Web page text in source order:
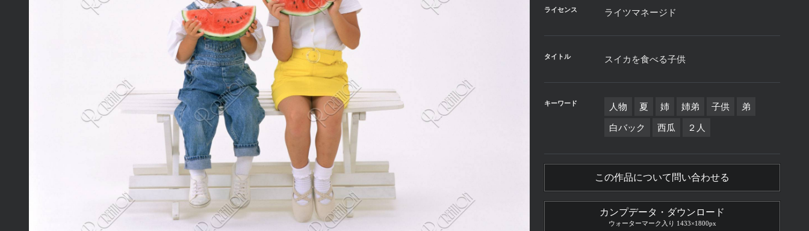
ライセンス ライツマネージド
タイトル スイカを食べる子供
キーワード 人物 夏 姉 姉弟 子供 弟
白バック 西瓜 ２人
この作品について問い合わせる
カンプデータ・ダウンロード
ウォーターマーク入り 1433×1800px